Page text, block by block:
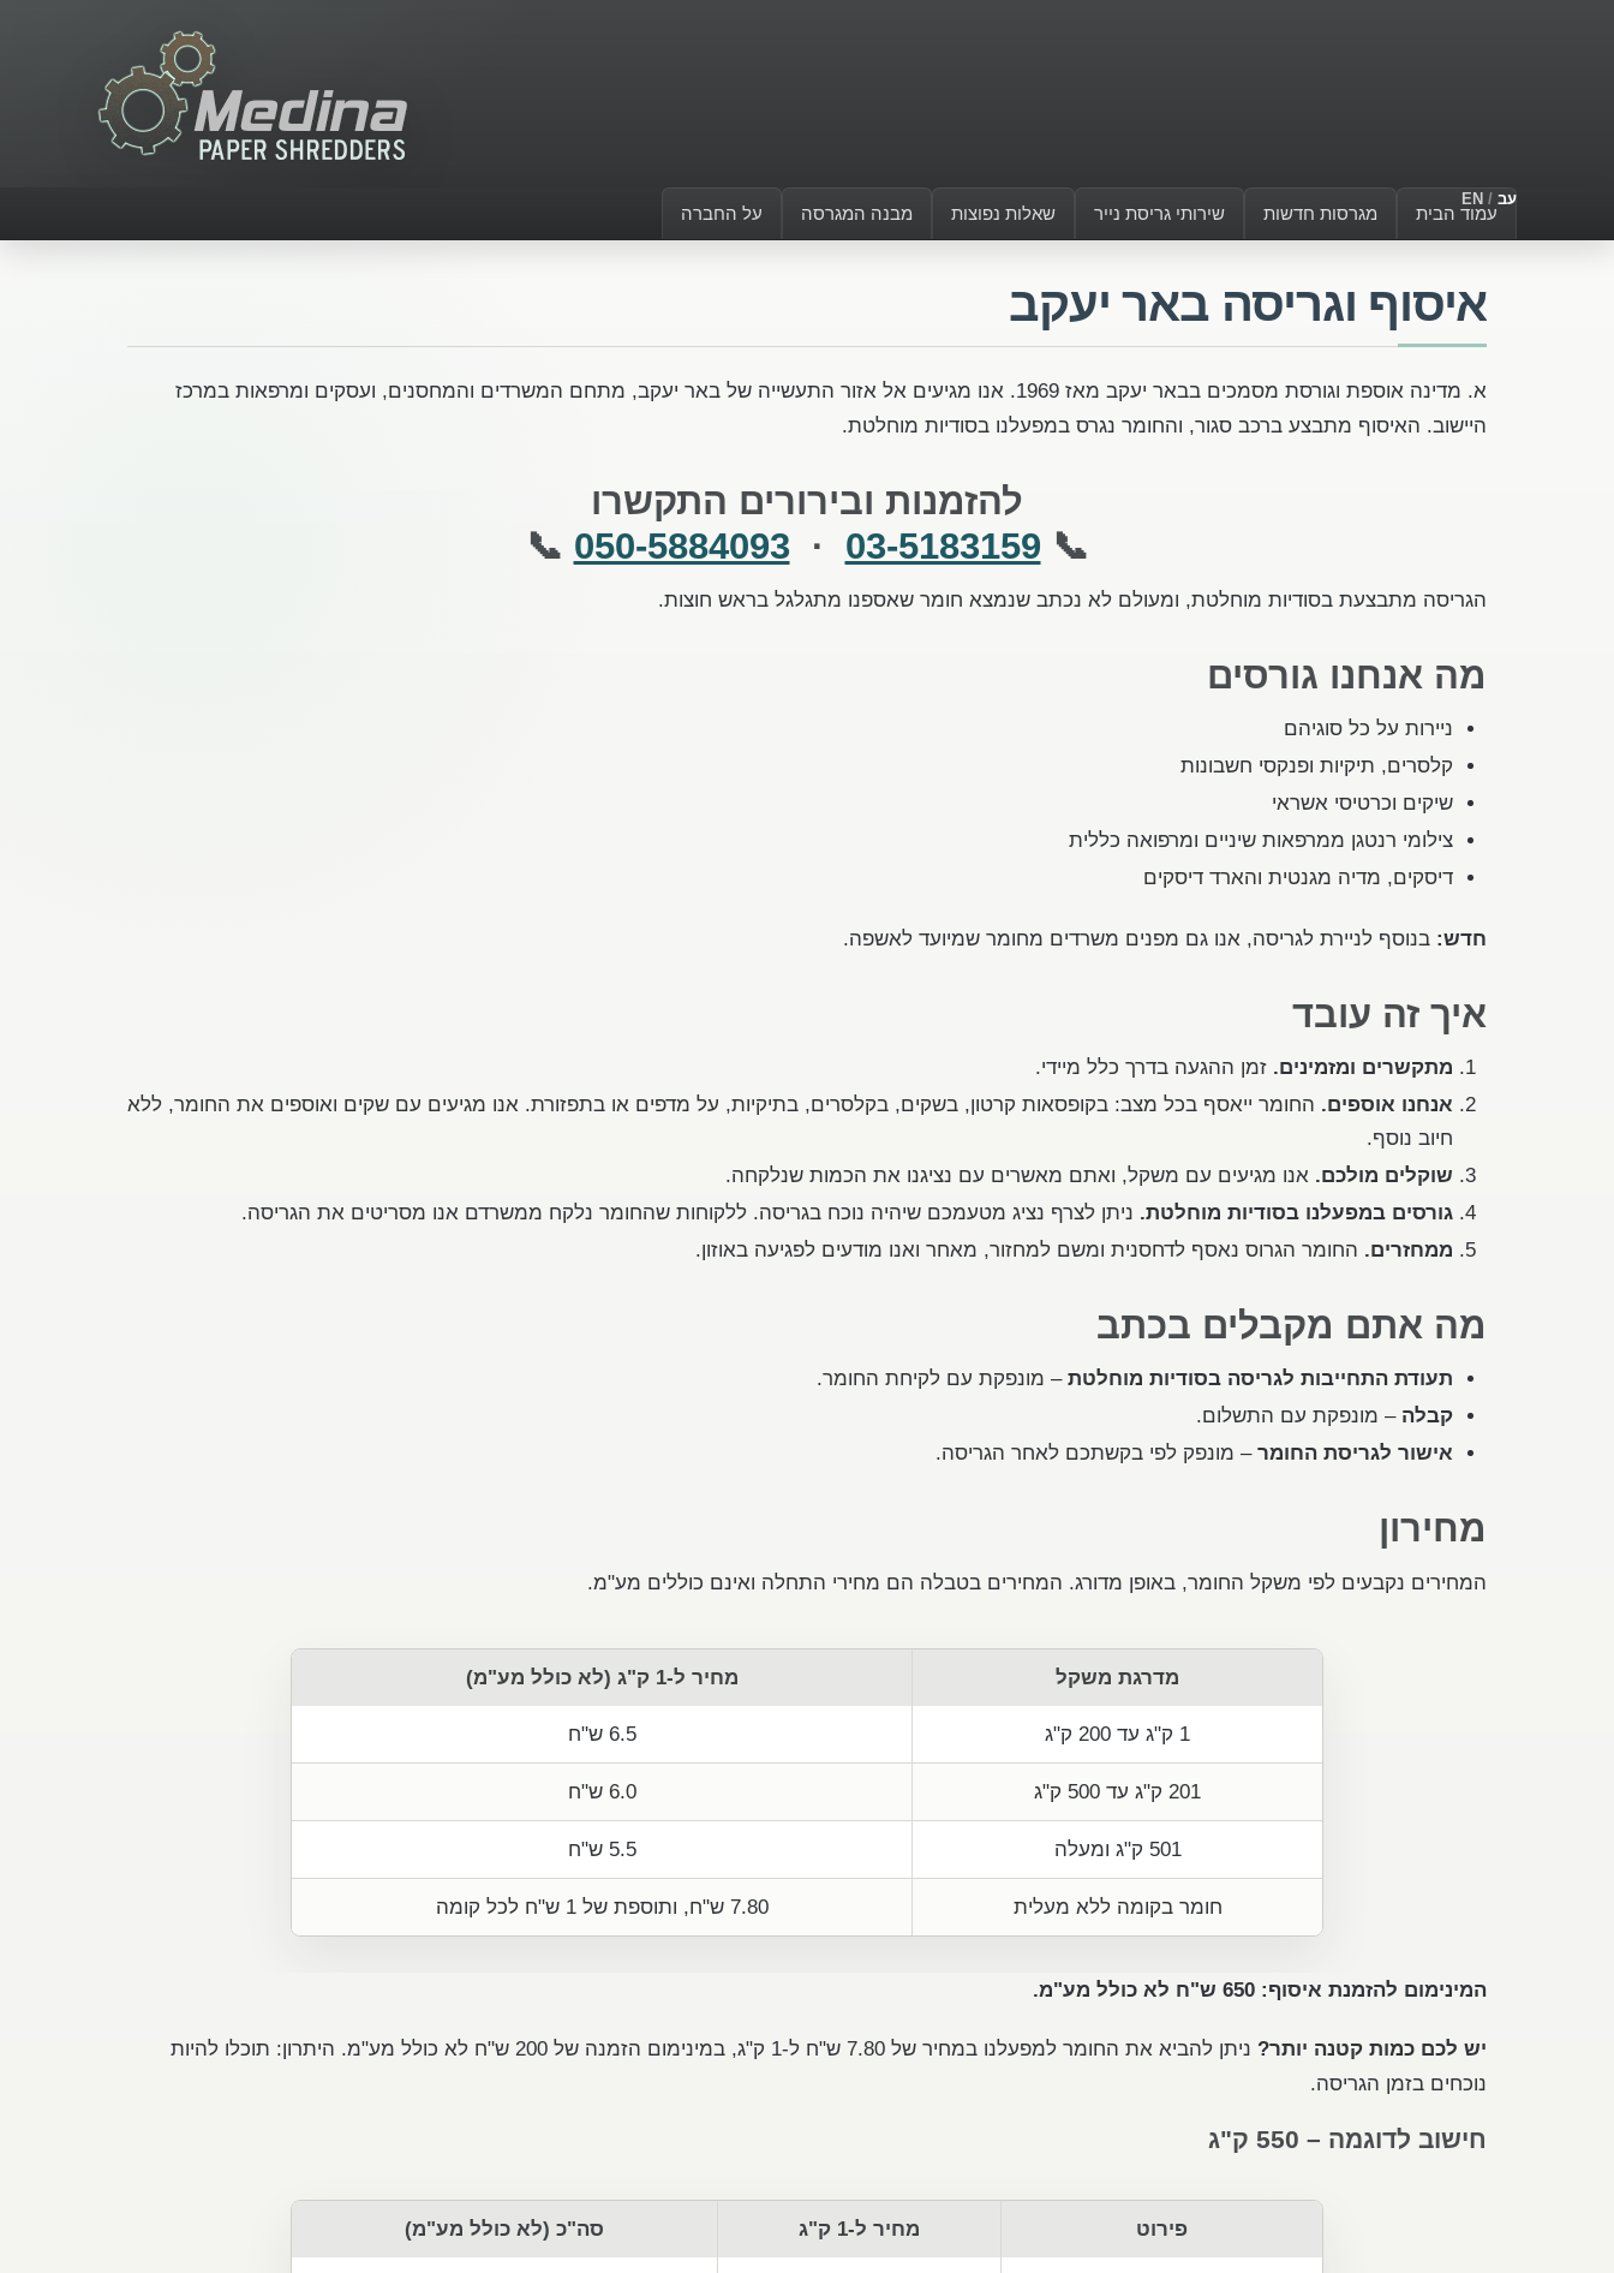
עמוד הבית מגרסות חדשות שירותי גריסת נייר שאלות נפוצות מבנה המגרסה על החברה
עב/
EN
איסוף וגריסה באר יעקב
א. מדינה אוספת וגורסת מסמכים בבאר יעקב מאז 1969. אנו מגיעים אל אזור התעשייה של באר יעקב, מתחם המשרדים והמחסנים, ועסקים ומרפאות במרכז
היישוב. האיסוף מתבצע ברכב סגור, והחומר נגרס במפעלנו בסודיות מוחלטת.
להזמנות ובירורים התקשרו
📞
03-5183159
·
050-5884093
📞
הגריסה מתבצעת בסודיות מוחלטת, ומעולם לא נכתב שנמצא חומר שאספנו מתגלגל בראש חוצות.
מה אנחנו גורסים
ניירות על כל סוגיהם
קלסרים, תיקיות ופנקסי חשבונות
שיקים וכרטיסי אשראי
צילומי רנטגן ממרפאות שיניים ומרפואה כללית
דיסקים, מדיה מגנטית והארד דיסקים
חדש: בנוסף לניירת לגריסה, אנו גם מפנים משרדים מחומר שמיועד לאשפה.
איך זה עובד
מתקשרים ומזמינים. זמן ההגעה בדרך כלל מיידי.
אנחנו אוספים. החומר ייאסף בכל מצב: בקופסאות קרטון, בשקים, בקלסרים, בתיקיות, על מדפים או בתפזורת. אנו מגיעים עם שקים ואוספים את החומר, ללא
חיוב נוסף.
שוקלים מולכם. אנו מגיעים עם משקל, ואתם מאשרים עם נציגנו את הכמות שנלקחה.
גורסים במפעלנו בסודיות מוחלטת. ניתן לצרף נציג מטעמכם שיהיה נוכח בגריסה. ללקוחות שהחומר נלקח ממשרדם אנו מסריטים את הגריסה.
ממחזרים. החומר הגרוס נאסף לדחסנית ומשם למחזור, מאחר ואנו מודעים לפגיעה באוזון.
מה אתם מקבלים בכתב
תעודת התחייבות לגריסה בסודיות מוחלטת– מונפקת עם לקיחת החומר.
קבלה – מונפקת עם התשלום.
אישור לגריסת החומר– מונפק לפי בקשתכם לאחר הגריסה.
מחירון
המחירים נקבעים לפי משקל החומר, באופן מדורג. המחירים בטבלה הם מחירי התחלה ואינם כוללים מע"מ.
מדרגת משקל מחיר ל-1 ק"ג (לא כולל מע"מ)
1 ק"ג עד 200 ק"ג 6.5 ש"ח
201 ק"ג עד 500 ק"ג 6.0 ש"ח
501 ק"ג ומעלה 5.5 ש"ח
חומר בקומה ללא מעלית 7.80 ש"ח, ותוספת של 1 ש"ח לכל קומה
המינימום להזמנת איסוף: 650 ש"ח לא כולל מע"מ.
יש לכם כמות קטנה יותר?
ניתן להביא את החומר למפעלנו במחיר של 7.80 ש"ח ל-1 ק"ג, במינימום הזמנה של 200 ש"ח לא כולל מע"מ. היתרון: תוכלו להיות
נוכחים בזמן הגריסה.
חישוב לדוגמה – 550 ק"ג
פירוט מחיר ל-1 ק"ג סה"כ (לא כולל מע"מ)